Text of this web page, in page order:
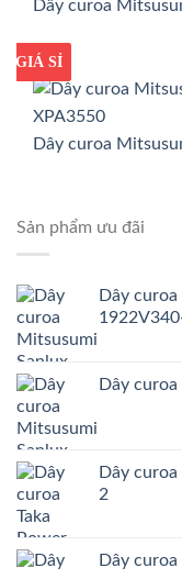
Dây curoa
GIÁ TỐT
GIÁ SỈ
Dây curoa
Sản phẩm ưu đãi
Dây
Dây
Dây
2
Dây